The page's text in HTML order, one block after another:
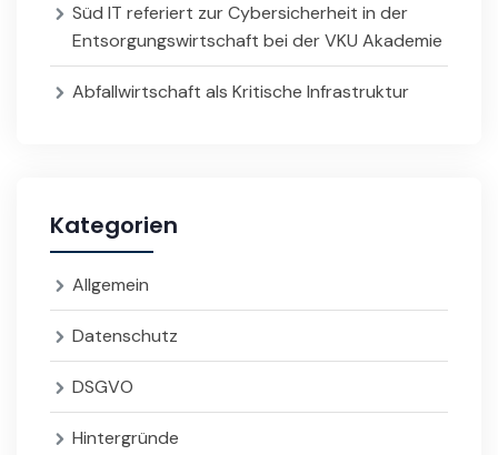
Süd IT referiert zur Cybersicherheit in der
Entsorgungswirtschaft bei der VKU Akademie
Abfallwirtschaft als Kritische Infrastruktur
Kategorien
Allgemein
Datenschutz
DSGVO
Hintergründe